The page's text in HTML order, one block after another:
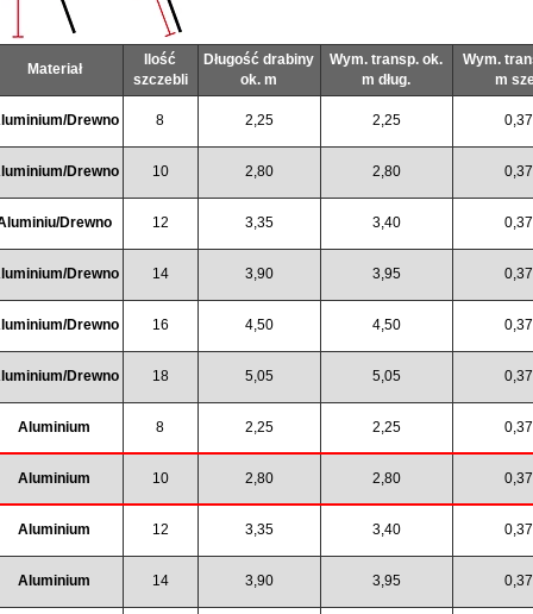
Materiał
Ilość
szczebli
Długość drabiny
ok. m
Wym. transp. ok.
m dług.
Wym.
m
Drewno 8 2,25 2,25 0,37
Drewno 10 2,80 2,80 0,37
Drewno 12 3,35 3,40 0,37
Drewno 14 3,90 3,95 0,37
Drewno 16 4,50 4,50 0,37
Drewno 18 5,05 5,05 0,37
Aluminium 8 2,25 2,25 0,37
Aluminium 10 2,80 2,80 0,37
Aluminium 12 3,35 3,40 0,37
Aluminium 14 3,90 3,95 0,37